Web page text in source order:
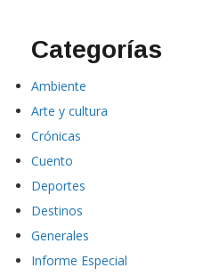
Categorías
Ambiente
Arte y cultura
Crónicas
Cuento
Deportes
Destinos
Generales
Informe Especial